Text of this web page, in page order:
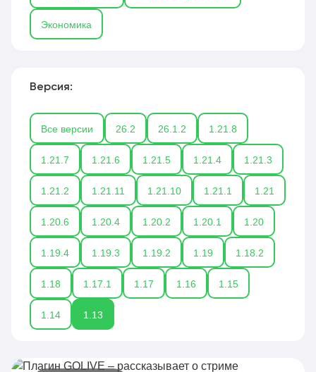
Экономика
Версия:
Все версии 26.2 26.1.2 1.21.8
1.21.7 1.21.6 1.21.5 1.21.4 1.21.3
1.21.2 1.21.11 1.21.10 1.21.1 1.21
1.20.6 1.20.4 1.20.2 1.20.1 1.20
1.19.4 1.19.3 1.19.2 1.19 1.18.2
1.18 1.17.1 1.17 1.16 1.15
1.14 1.13